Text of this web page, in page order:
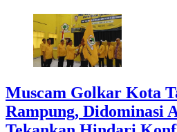
Muscam Golkar Kota
Rampung, Didominasi